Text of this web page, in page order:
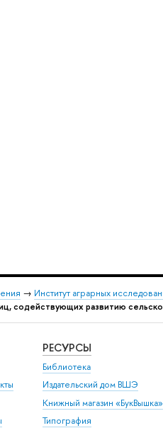
→ Институт аграрных
содействующих развитию
РЕСУРСЫ
Библиотека
Издательский дом ВШЭ
Книжный магазин «БукВышка»
Типография